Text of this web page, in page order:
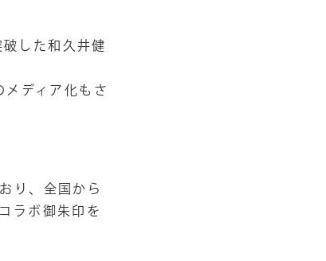
した和久井健
ディア化もさ
り、全国から
ラボ御朱印を